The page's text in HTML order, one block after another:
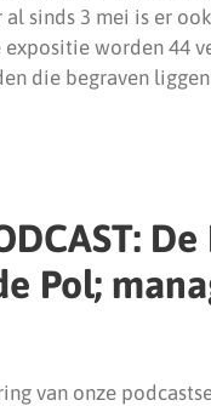
al sinds 3 mei is er
expositie worden 44
die begraven
Pol;
van onze